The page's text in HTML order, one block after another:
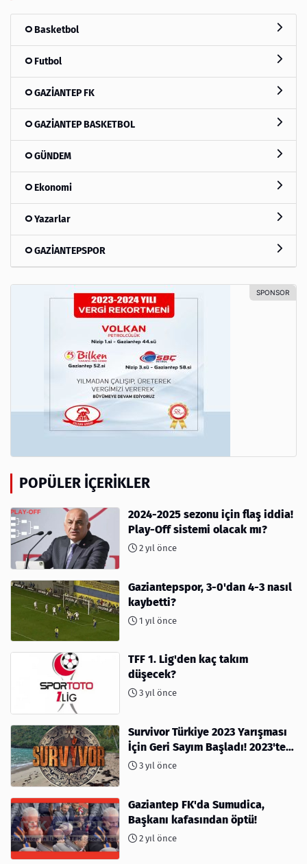
Basketbol
Futbol
GAZİANTEP FK
GAZİANTEP BASKETBOL
GÜNDEM
Ekonomi
Yazarlar
GAZİANTEPSPOR
POPÜLER İÇERIKLER
2024-2025 sezonu için flaş iddia!
Play-Off sistemi olacak mı?
2 yıl önce
Gaziantepspor, 3-0'dan 4-3 nasıl
kaybetti?
1 yıl önce
TFF 1. Lig'den kaç takım
düşecek?
3 yıl önce
Survivor Türkiye 2023 Yarışması
İçin Geri Sayım Başladı! 2023'te
kimler var?
3 yıl önce
Gaziantep FK'da Sumudica,
Başkanı kafasından öptü!
2 yıl önce